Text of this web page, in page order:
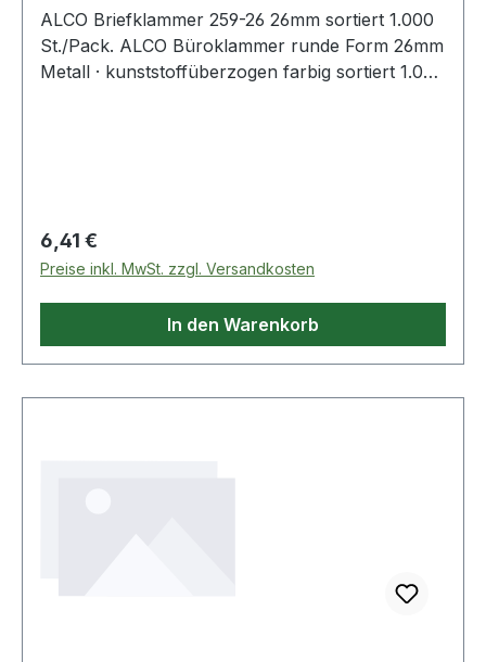
ALCO Briefklammer 259-26 26mm sortiert 1.000
St./Pack. ALCO Büroklammer runde Form 26mm
Metall · kunststoffüberzogen farbig sortiert 1.000
Regulärer Preis:
6,41 €
Preise inkl. MwSt. zzgl. Versandkosten
In den Warenkorb